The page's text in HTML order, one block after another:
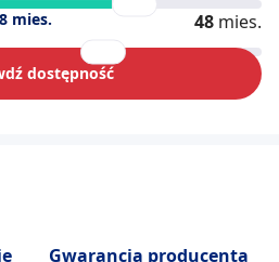
mies. 48 mies.
dostępność
Gwarancja producenta